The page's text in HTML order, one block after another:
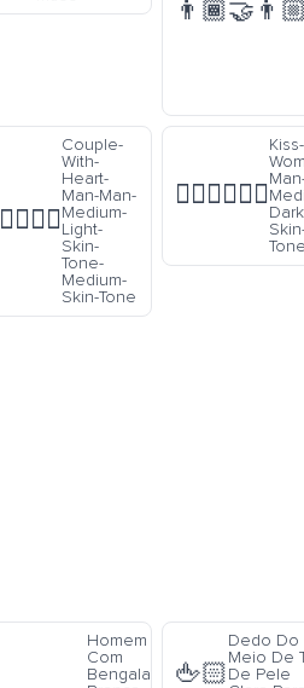
👨🏾‍🤝‍👨🏼
Couple-
With-
Heart-
Man-Man-
Medium-
Light-
Skin-
Tone-
Medium-
Skin-Tone
👩🏾‍❤️‍💋‍👨🏾
Kiss-
Tone
Homem
Com
Bengala
🖕🏻
Dedo Do
Meio De
De Pele